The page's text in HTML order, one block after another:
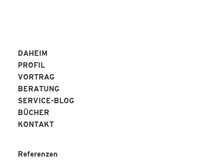
DAHEIM
PROFIL
VORTRAG
BERATUNG
SERVICE-BLOG
BÜCHER
KONTAKT
Referenzen